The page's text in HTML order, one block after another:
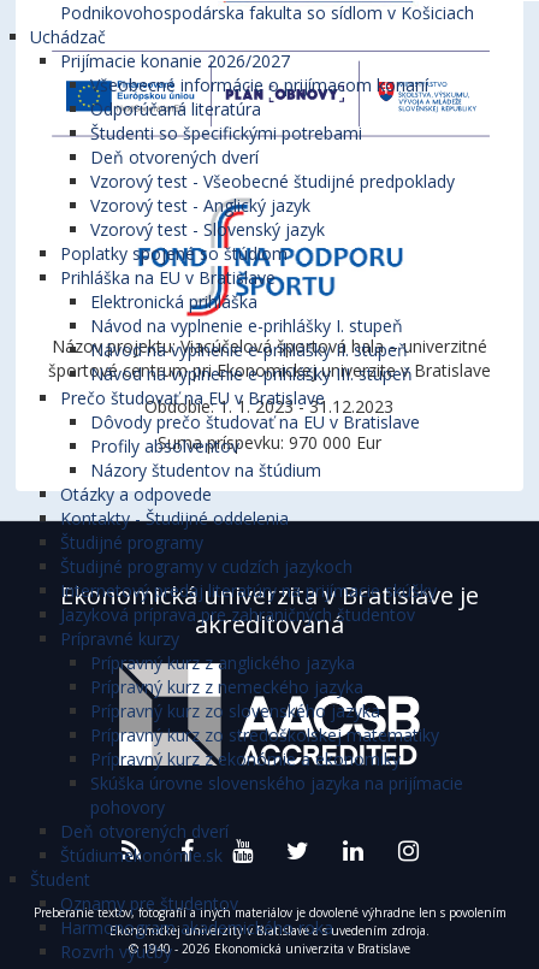
Podnikovohospodárska fakulta so sídlom v Košiciach
Uchádzač
Prijímacie konanie 2026/2027
Všeobecné informácie o prijímacom konaní
Odporúčaná literatúra
Študenti so špecifickými potrebami
Deň otvorených dverí
Vzorový test - Všeobecné študijné predpoklady
Vzorový test - Anglický jazyk
Vzorový test - Slovenský jazyk
Poplatky spojené so štúdiom
Prihláška na EU v Bratislave
Elektronická prihláška
Návod na vyplnenie e-prihlášky I. stupeň
Návod na vyplnenie e-prihlášky II. stupeň
Návod na vyplnenie e-prihlášky III. stupeň
Prečo študovať na EU v Bratislave
Dôvody prečo študovať na EU v Bratislave
Profily absolventov
Názory študentov na štúdium
Otázky a odpovede
Kontakty - Študijné oddelenia
Študijné programy
Študijné programy v cudzích jazykoch
Internetový predaj literatúry na prijímacie skúšky
Jazyková príprava pre zahraničných študentov
Prípravné kurzy
Prípravný kurz z anglického jazyka
Prípravný kurz z nemeckého jazyka
Prípravný kurz zo slovenského jazyka
Prípravný kurz zo stredoškolskej matematiky
Prípravný kurz z ekonómie a ekonomiky
Skúška úrovne slovenského jazyka na prijímacie
pohovory
Deň otvorených dverí
Štúdiumekonómie.sk
Študent
Oznamy pre študentov
Harmonogram akademického roka
Rozvrh výučby
Názov projektu: Viacúčelová športová hala – univerzitné
športové centrum pri Ekonomickej univerzite v Bratislave
Obdobie: 1. 1. 2023 - 31.12.2023
Suma príspevku: 970 000 Eur
Ekonomická univerzita v Bratislave je
akreditovaná
Preberanie textov, fotografií a iných materiálov je dovolené výhradne len s povolením
Ekonomickej univerzity v Bratislave a s uvedením zdroja.
© 1940 - 2026 Ekonomická univerzita v Bratislave